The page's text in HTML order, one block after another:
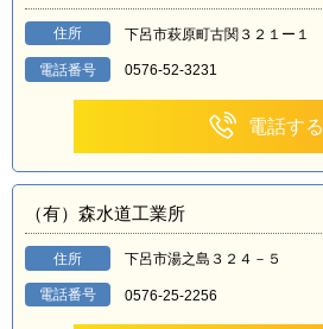
住所 下呂市萩原町古関３２１ー１
電話番号 0576-52-3231
電話する
（有）森水道工業所
住所 下呂市湯之島３２４－５
電話番号 0576-25-2256